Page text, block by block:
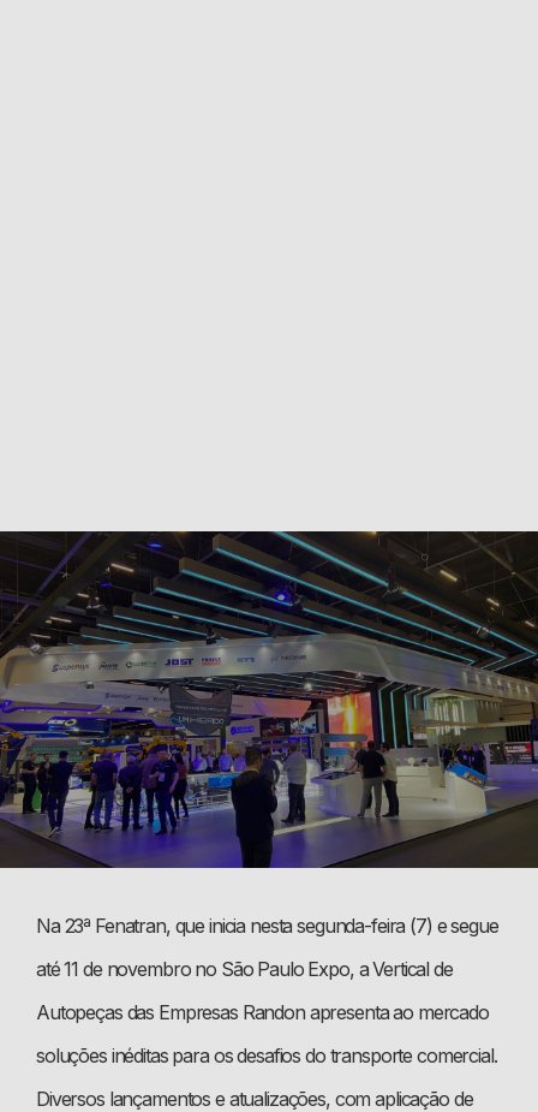
Na 23ª Fenatran, que inicia nesta segunda-feira (7) e segue
até 11 de novembro no São Paulo Expo, a Vertical de
Autopeças das Empresas Randon apresenta ao mercado
soluções inéditas para os desafios do transporte comercial.
Diversos lançamentos e atualizações, com aplicação de